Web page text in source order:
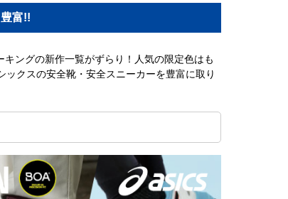
富!!
ングの新作一覧がずらり！人気の限定色はも
クスの安全靴・安全スニーカーを豊富に取り